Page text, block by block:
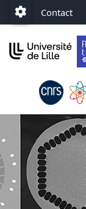
Accéder au menu
Accéder au contenu
Paramétrage
Contact